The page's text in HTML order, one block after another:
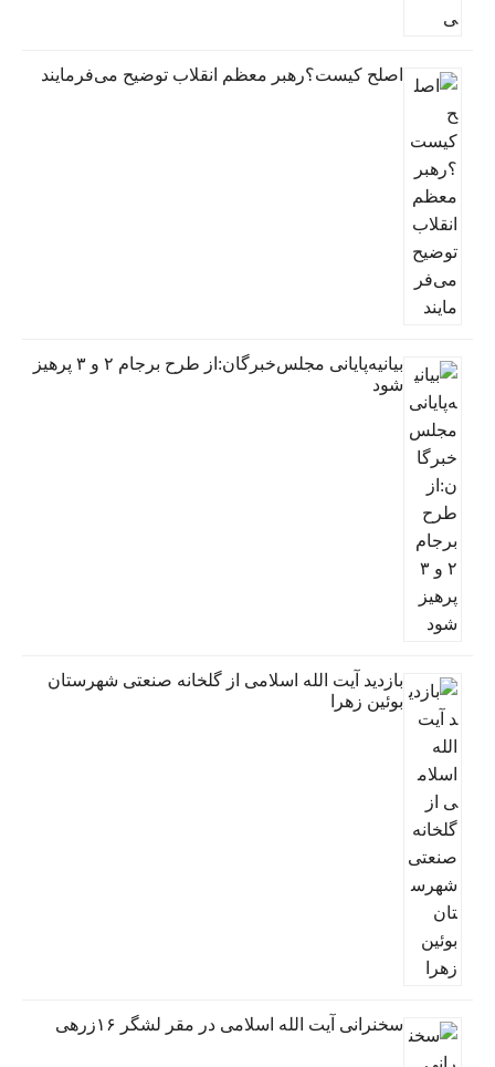
اصلح کیست؟رهبر معظم انقلاب توضیح می‌فرمایند
بیانیه‌پایانی مجلس‌خبرگان:از طرح برجام ۲ و ۳ پرهیز
شود
بازدید آیت الله اسلامی از گلخانه صنعتی شهرستان
بوئین زهرا
سخنرانی آیت الله اسلامی در مقر لشگر ۱۶زرهی